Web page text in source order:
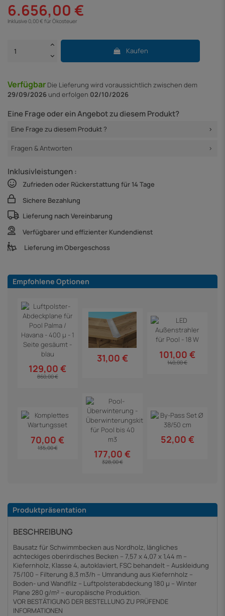
6.656,00 €
Inklusive 0,00 € für Ökosteuer
Kaufen
Verfügbar Die Lieferung wird voraussichtlich zwischen dem
29/09/2026 und erfolgen 02/10/2026
Eine Frage oder ein Angebot zu diesem Produkt?
Eine Frage zu diesem Produkt ?
Fragen & Antworten
Inklusivleistungen :
Zufrieden oder Rückerstattung für 14 Tage
Sichere Bezahlung
Lieferung nach Vereinbarung
Verfügbarer und effizienter Kundendienst
Lieferung im Obergeschoss
Empfohlene Optionen
129,00 €
860,00 €
31,00 € 101,00 €
140,00 €
70,00 €
135,00 €
177,00 €
328,00 €
52,00 €
Produktpräsentation
BESCHREIBUNG
Bausatz für Schwimmbecken aus Nordholz, längliches
achteckiges oberirdisches Becken – 7,57 x 4,07 x 1,44 m –
Kiefernholz, Klasse 4, autoklaviert, FSC behandelt – Auskleidung
75/100 – Filterung 8,3 m3/h – Umrandung aus Kiefernholz –
Boden- und Wandfilz – Luftpolsterabdeckung 180 µ – Winter
Plane 280 g/m² – europäische Produktion.
VOR BESTÄTIGUNG DER BESTELLUNG ZU PRÜFENDE
INFORMATIONEN